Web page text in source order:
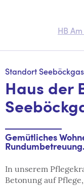
HB
Standort
Haus der
Gemütliches
Rundumbetreuung.
In unserem
Betonung auf